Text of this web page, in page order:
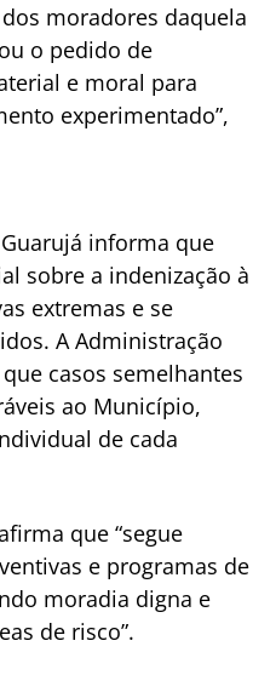
moradores daquela
o pedido de
e moral para
experimentado”,
informa que
sobre a indenização à
extremas e se
A Administração
casos semelhantes
ao Município,
de cada
que “segue
e programas de
moradia digna e
de risco”.